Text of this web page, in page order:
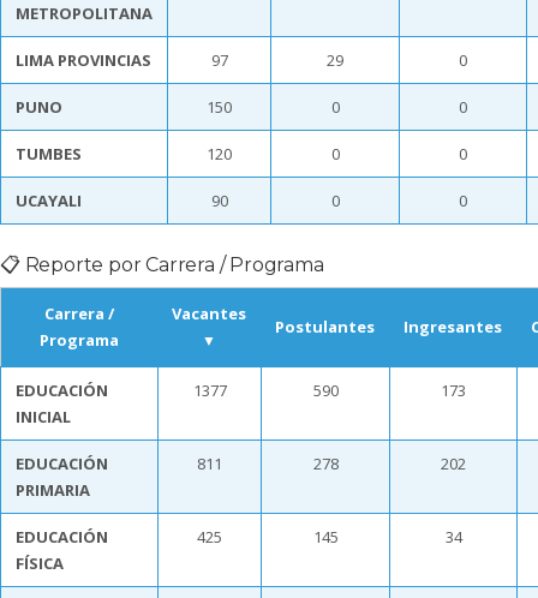
METROPOLITANA
LIMA PROVINCIAS 97 29 0
PUNO 150 0 0
TUMBES 120 0 0
UCAYALI 90 0 0
📋 Reporte por Carrera / Programa
Carrera /
Programa
Vacantes
Postulantes Ingresantes
EDUCACIÓN
INICIAL
1377 590 173
EDUCACIÓN
PRIMARIA
811 278 202
EDUCACIÓN
FÍSICA
425 145 34